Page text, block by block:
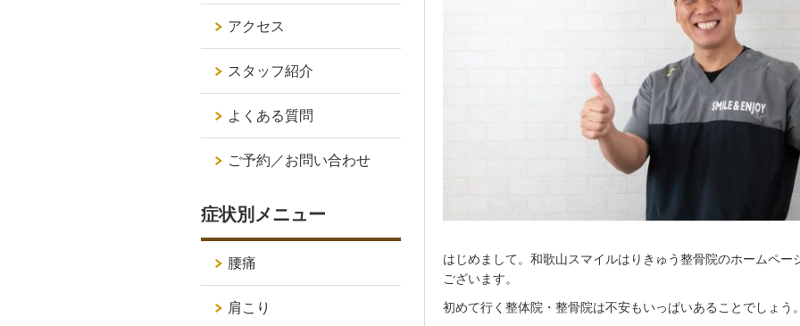
はじめまして。和歌山スマイルはりきゅう整骨院のホームペー
ございます。
初めて行く整体院・整骨院は不安もいっぱいあることでしょう。
アクセス
スタッフ紹介
よくある質問
ご予約／お問い合わせ
症状別メニュー
腰痛
肩こり